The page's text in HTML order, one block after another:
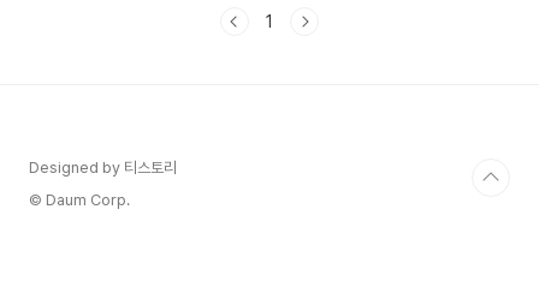
과 후면을 덮어주는 전신보호필름과 거치 기능이 있는 케이스를 구입했습니다.
1
Designed by 티스토리
© Daum Corp.